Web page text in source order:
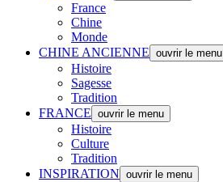
France
Chine
Monde
CHINE ANCIENNE ouvrir le menu
Histoire
Sagesse
Tradition
FRANCE ouvrir le menu
Histoire
Culture
Tradition
INSPIRATION ouvrir le menu